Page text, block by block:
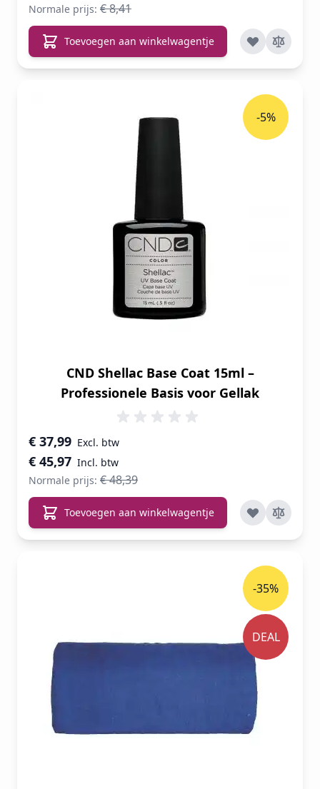
Normale prijs: € 8,41
Toevoegen aan winkelwagentje
CND Shellac Base Coat 15ml –
Professionele Basis voor Gellak
Speciale prijs
€ 45,97
€ 37,99
Normale prijs: € 48,39
-5%
Toevoegen aan winkelwagentje
-35%
DEAL